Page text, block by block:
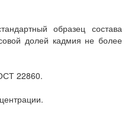
образец состава
долей кадмия не более
22860.